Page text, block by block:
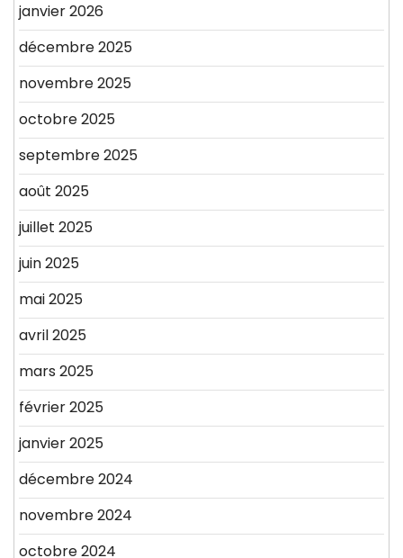
janvier 2026
décembre 2025
novembre 2025
octobre 2025
septembre 2025
août 2025
juillet 2025
juin 2025
mai 2025
avril 2025
mars 2025
février 2025
janvier 2025
décembre 2024
novembre 2024
octobre 2024